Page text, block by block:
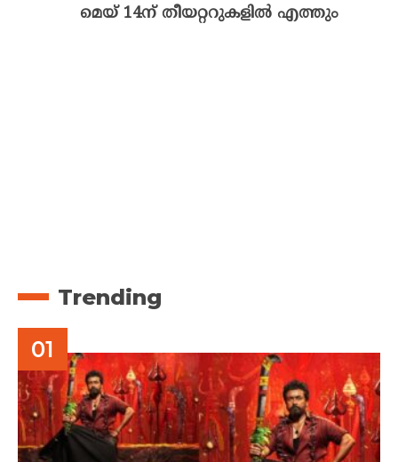
മെയ് 14ന് തീയറ്ററുകളിൽ എത്തും
Trending